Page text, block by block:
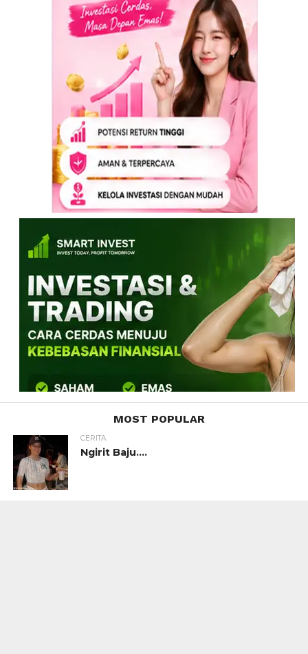
MOST POPULAR
CERITA
Ngirit Baju….